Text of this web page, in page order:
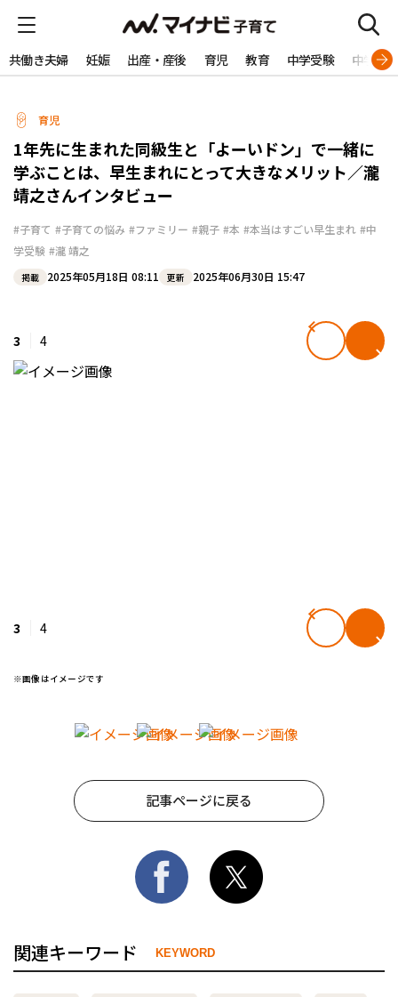
共働き夫婦 妊娠 出産・産後 育児 教育 中学受験 中学生
育児
1年先に生まれた同級生と「よーいドン」で一緒に
学ぶことは、早生まれにとって大きなメリット／瀧
靖之さんインタビュー
#子育て #子育ての悩み #ファミリー #親子 #本 #本当はすごい早生まれ #中
学受験 #瀧 靖之
掲載 2025年05月18日 08:11 更新 2025年06月30日 15:47
3 4
3 4
※画像はイメージです
記事ページに戻る
関連キーワード KEYWORD